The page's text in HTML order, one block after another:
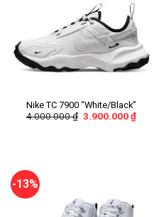
Nike TC 7900 “White/Black”
4.000.000₫ 3.900.000₫
-13%